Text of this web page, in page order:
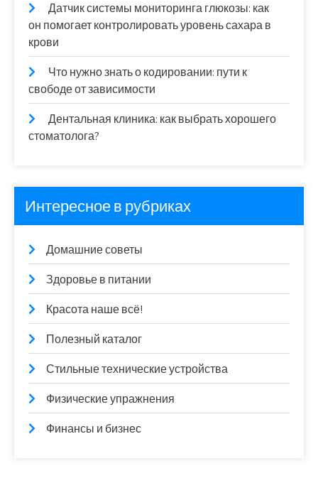
Датчик системы мониторинга глюкозы: как
он помогает контролировать уровень сахара в
крови
Что нужно знать о кодировании: пути к
свободе от зависимости
Дентальная клиника: как выбрать хорошего
стоматолога?
Интересное в рубриках
Домашние советы
Здоровье в питании
Красота наше всё!
Полезный каталог
Стильные технические устройства
Физические упражнения
Финансы и бизнес